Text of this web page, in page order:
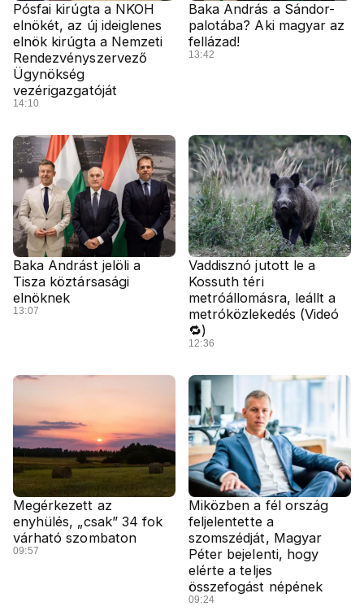
Pósfai kirúgta a NKOH
elnökét, az új ideiglenes
elnök kirúgta a Nemzeti
Rendezvényszervező
Ügynökség
vezérigazgatóját
14:10
Baka András a Sándor-
palotába? Aki magyar az
fellázad!
13:42
Baka Andrást jelöli a
Tisza köztársasági
elnöknek
13:07
Vaddisznó jutott le a
Kossuth téri
metróállomásra, leállt a
metróközlekedés (Videó
🔁)
12:36
Megérkezett az
enyhülés, „csak” 34 fok
várható szombaton
09:57
Miközben a fél ország
feljelentette a
szomszédját, Magyar
Péter bejelenti, hogy
elérte a teljes
összefogást népének
09:24